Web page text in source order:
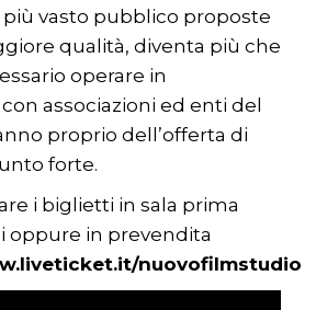
più vasto pubblico proposte
qualità, diventa più che
operare in
associazioni ed enti del
proprio dell’offerta di
forte.
i biglietti in sala prima
oppure in prevendita
nuovofilmstudio